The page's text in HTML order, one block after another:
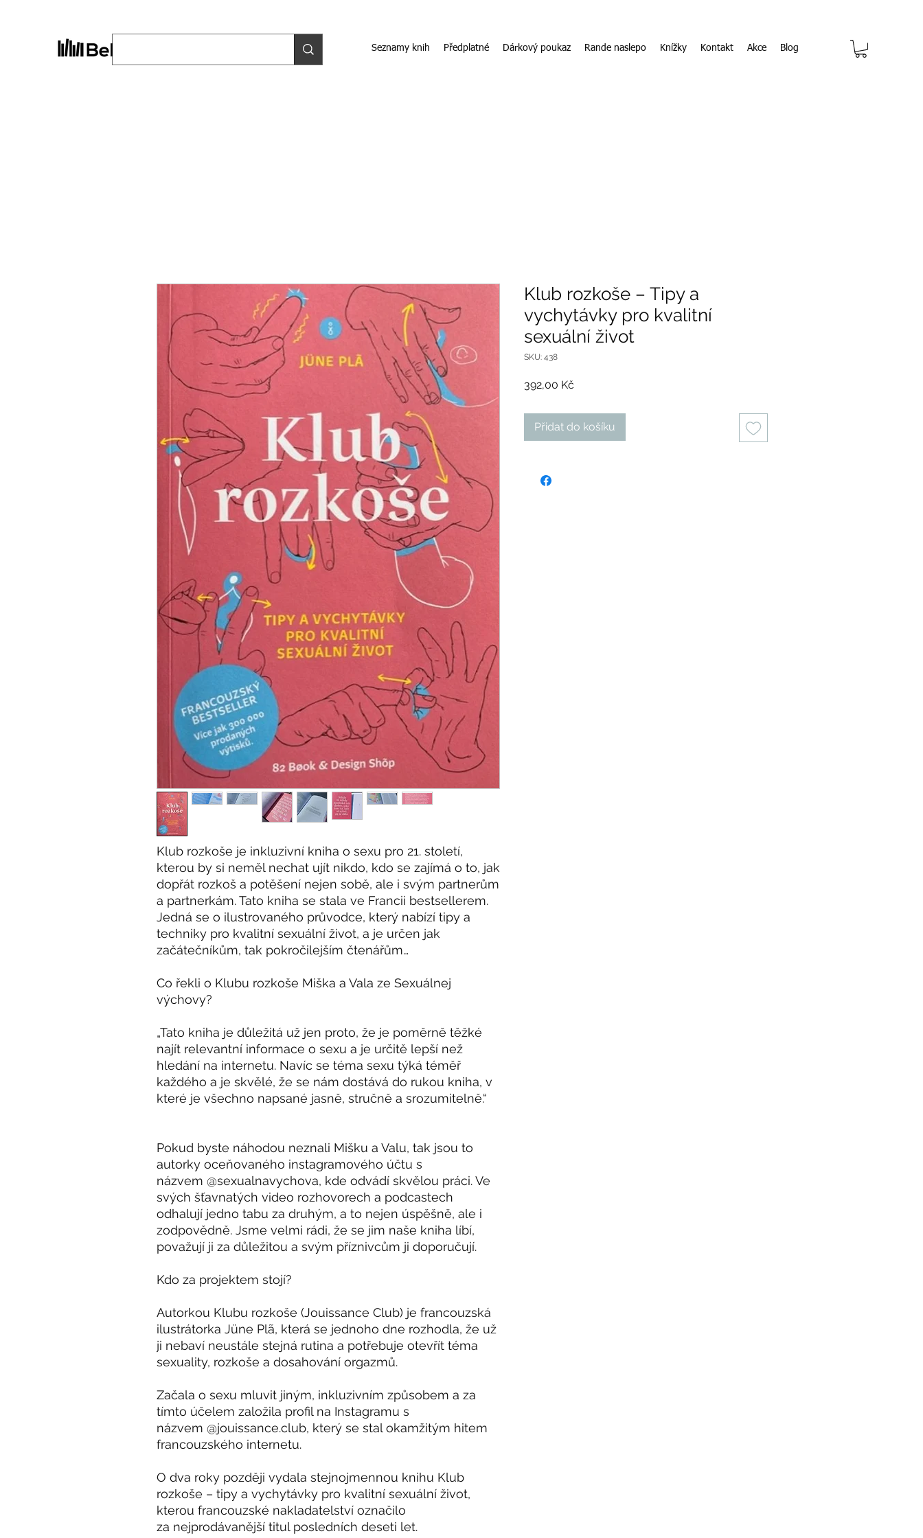
Seznamy knih Předplatné Dárkový poukaz Rande naslepo Knížky Kontakt Akce Blog
Klub rozkoše je inkluzivní kniha o sexu pro 21. století,
kterou by si neměl nechat ujít nikdo, kdo se zajímá o to, jak
dopřát rozkoš a potěšení nejen sobě, ale i svým partnerům
a partnerkám. Tato kniha se stala ve Francii bestsellerem.
Jedná se o ilustrovaného průvodce, který nabízí tipy a
techniky pro kvalitní sexuální život, a je určen jak
začátečníkům, tak pokročilejším čtenářům…
Co řekli o Klubu rozkoše Miška a Vala ze Sexuálnej
výchovy?
„Tato kniha je důležitá už jen proto, že je poměrně těžké
najít relevantní informace o sexu a je určitě lepší než
hledání na internetu. Navíc se téma sexu týká téměř
každého a je skvělé, že se nám dostává do rukou kniha, v
které je všechno napsané jasně, stručně a srozumitelně.“
Pokud byste náhodou neznali Mišku a Valu, tak jsou to
autorky oceňovaného instagramového účtu s
názvem @sexualnavychova, kde odvádí skvělou práci. Ve
svých šťavnatých video rozhovorech a podcastech
odhalují jedno tabu za druhým, a to nejen úspěšně, ale i
zodpovědně. Jsme velmi rádi, že se jim naše kniha líbí,
považují ji za důležitou a svým příznivcům ji doporučují.
Kdo za projektem stojí?
Autorkou Klubu rozkoše (Jouissance Club) je francouzská
ilustrátorka Jüne Plã, která se jednoho dne rozhodla, že už
ji nebaví neustále stejná rutina a potřebuje otevřít téma
sexuality, rozkoše a dosahování orgazmů.
Začala o sexu mluvit jiným, inkluzivním způsobem a za
tímto účelem založila profil na Instagramu s
názvem @jouissance.club, který se stal okamžitým hitem
francouzského internetu.
O dva roky později vydala stejnojmennou knihu Klub
rozkoše – tipy a vychytávky pro kvalitní sexuální život,
kterou francouzské nakladatelství označilo
za nejprodávanější titul posledních deseti let.
Klub rozkoše – Tipy a
vychytávky pro kvalitní
sexuální život
SKU: 438
392,00 Kč
Přidat do košíku